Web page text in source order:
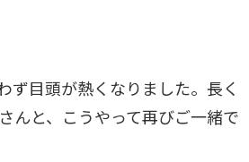
ず目頭が熱くなりました。長く
んと、こうやって再びご一緒で